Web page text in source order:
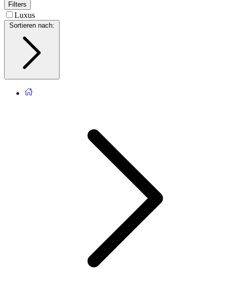
Filters
Luxus
Sortieren nach